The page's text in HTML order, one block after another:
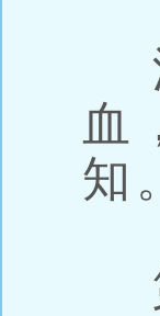
血
知